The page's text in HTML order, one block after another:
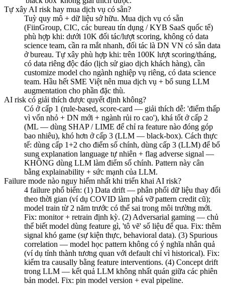
Tự xây AI risk hay mua dịch vụ có sẵn?
Tuỳ quy mô + dữ liệu sở hữu. Mua dịch vụ có sẵn
(FiinGroup, CIC, các bureau tín dụng / KYB SaaS quốc tế)
phù hợp khi: dưới 10K đối tác/lượt scoring, không có data
science team, cần ra mắt nhanh, đối tác là DN VN có sẵn data
ở bureau. Tự xây phù hợp khi: trên 100K lượt scoring/tháng,
có data riêng độc đáo (lịch sử giao dịch khách hàng), cần
customize model cho ngành nghiệp vụ riêng, có data science
team. Hầu hết SME Việt nên mua dịch vụ + bổ sung LLM
augmentation cho phần đặc thù.
AI risk có giải thích được quyết định không?
Có ở cấp 1 (rule-based, score-card — giải thích dễ: 'điểm thấp
vì vốn nhỏ + DN mới + ngành rủi ro cao'), khá tốt ở cấp 2
(ML — dùng SHAP / LIME để chỉ ra feature nào đóng góp
bao nhiêu), khó hơn ở cấp 3 (LLM — black-box). Cách thực
tế: dùng cấp 1+2 cho điểm số chính, dùng cấp 3 (LLM) để bổ
sung explanation language tự nhiên + flag adverse signal —
KHÔNG dùng LLM làm điểm số chính. Pattern này cân
bằng explainability + sức mạnh của LLM.
Failure mode nào nguy hiểm nhất khi triển khai AI risk?
4 failure phổ biến: (1) Data drift — phân phối dữ liệu thay đổi
theo thời gian (ví dụ COVID làm phá vỡ pattern credit cũ);
model train từ 2 năm trước có thể sai trong môi trường mới.
Fix: monitor + retrain định kỳ. (2) Adversarial gaming — chủ
thể biết model dùng feature gì, 'tô vẽ' số liệu để qua. Fix: thêm
signal khó game (sự kiện thực, behavioral data). (3) Spurious
correlation — model học pattern không có ý nghĩa nhân quả
(ví dụ tỉnh thành tương quan với default chỉ vì historical). Fix:
kiểm tra causally bằng feature interventions. (4) Concept drift
trong LLM — kết quả LLM không nhất quán giữa các phiên
bản model. Fix: pin model version + eval pipeline.